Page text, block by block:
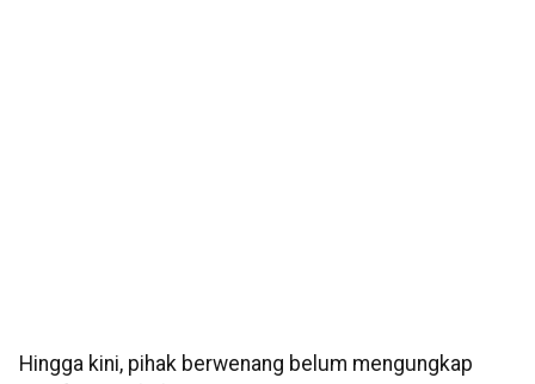
Hingga kini, pihak berwenang belum mengungkap